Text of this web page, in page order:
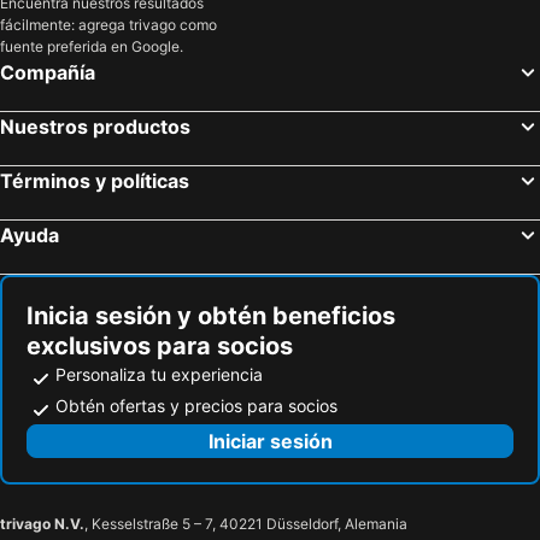
Montepulciano, Toscana Hoteles
Roma, Lacio Hoteles
Verona, Véneto Hoteles
Rímini, Emilia-Romaña Hoteles
Mestre, Véneto Hoteles
fácilmente: agrega trivago como
fuente preferida en Google.
Compañía
Nuestros productos
Términos y políticas
Ayuda
Inicia sesión y obtén beneficios
exclusivos para socios
Personaliza tu experiencia
Obtén ofertas y precios para socios
Iniciar sesión
trivago N.V., Kesselstraße 5 – 7, 40221 Düsseldorf, Alemania